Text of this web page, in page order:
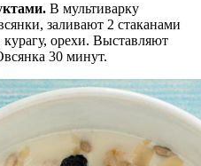
В мультиварку
заливают 2 стаканами
орехи. Выставляют
30 минут.